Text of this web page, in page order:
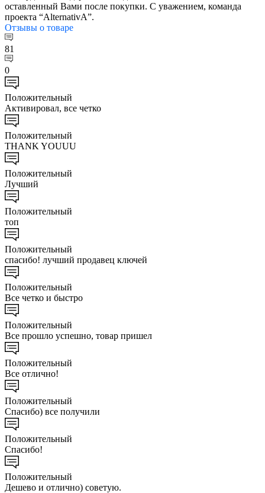
оставленный Вами после покупки. С уважением, команда
проекта “AlternativA”.
Отзывы о товаре
81
0
Положительный
Активировал, все четко
Положительный
THANK YOUUU
Положительный
Лучший
Положительный
топ
Положительный
спасибо! лучший продавец ключей
Положительный
Все четко и быстро
Положительный
Все прошло успешно, товар пришел
Положительный
Все отлично!
Положительный
Спасибо) все получили
Положительный
Спасибо!
Положительный
Дешево и отлично) советую.